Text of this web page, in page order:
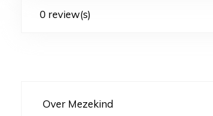
0 review(s)
Over Mezekind